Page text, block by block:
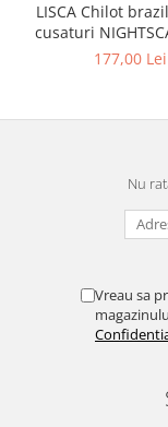
LISCA Chilot
cusaturi
177,00 Lei
Nu
Vreau sa